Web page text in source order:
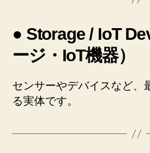
● Storage / IoT
ージ・IoT機器）
センサーやデバイスなど、
る実体です。